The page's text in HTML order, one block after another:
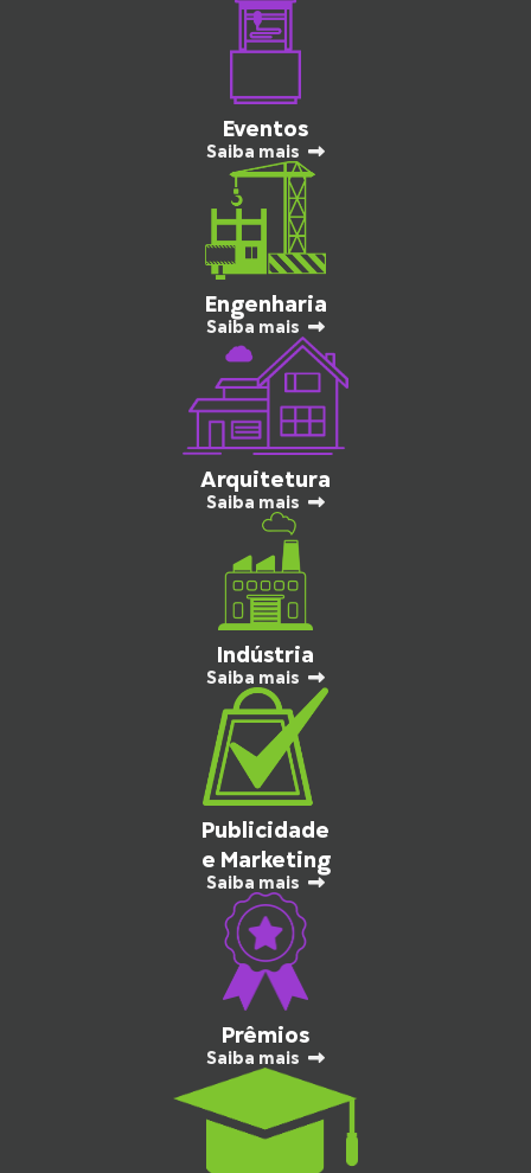
Eventos
Saiba mais
Engenharia
Saiba mais
Arquitetura
Saiba mais
Indústria
Saiba mais
Publicidade
e Marketing
Saiba mais
Prêmios
Saiba mais